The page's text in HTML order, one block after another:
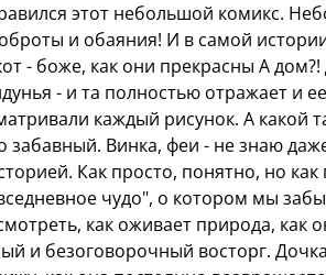
#привязанность
и ее кот
иллюстрации
популярных
этот небольшой комикс.
и обаяния! И в самой
- боже, как они прекрасны А
- и та полностью отражает и
каждый рисунок. А какой
забавный. Винка, феи - не знаю
Как просто, понятно, но как
чудо", о котором мы
как оживает природа, как
и безоговорочный восторг.